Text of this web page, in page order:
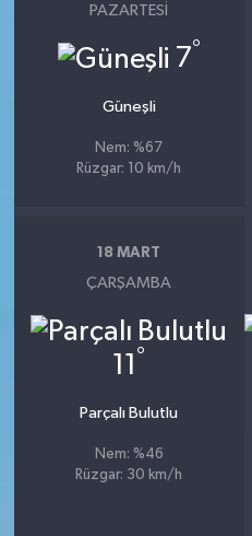
PAZARTESI
7°
Güneşli
Nem: %67
Rüzgar: 10 km/h
18 MART
ÇARŞAMBA
11 °
Parçalı Bulutlu
Nem: %46
Rüzgar: 30 km/h